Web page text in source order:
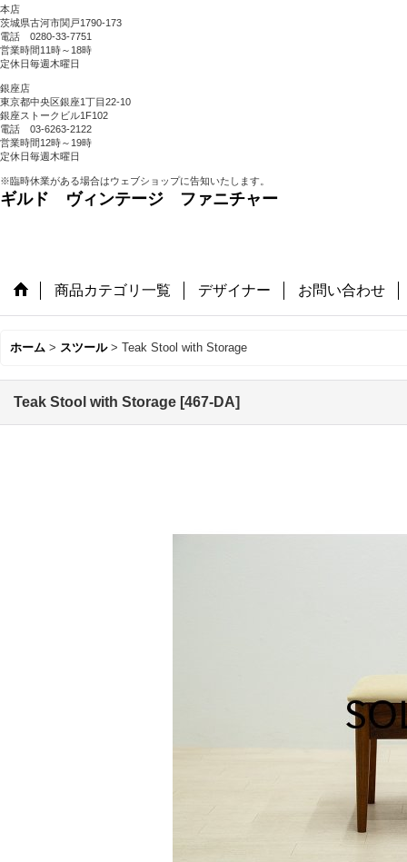
本店
茨城県古河市関戸1790-173
電話 0280-33-7751
営業時間11時～18時
定休日毎週木曜日
銀座店
東京都中央区銀座1丁目22-10
銀座ストークビル1F102
電話 03-6263-2122
営業時間12時～19時
定休日毎週木曜日
※臨時休業がある場合はウェブショップに告知いたします。
ギルド ヴィンテージ ファニチャー
商品カテゴリ一覧 デザイナー お問い合わせ
ホーム > スツール > Teak Stool with Storage
Teak Stool with Storage [467-DA]